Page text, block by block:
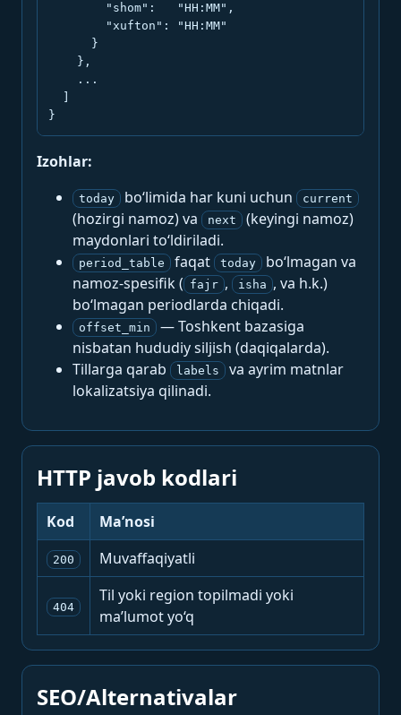
        "shom":   "HH:MM",
        "xufton": "HH:MM"
      }
    },
    ...
}
Izohlar:
today bo‘limida har kuni uchun current
(hozirgi namoz) va next
(keyingi namoz)
maydonlari to‘ldiriladi.
period_table faqat today
bo‘lmagan va
namoz-spesifik ( fajr , isha , va h.k.)
bo‘lmagan periodlarda chiqadi.
offset_min
— Toshkent bazasiga
nisbatan hududiy siljish (daqiqalarda).
Tillarga qarab
labels
va ayrim matnlar
lokalizatsiya qilinadi.
HTTP javob kodlari
Kod Ma’nosi
200 Muvaffaqiyatli
404
Til yoki region topilmadi yoki
ma’lumot yo‘q
SEO/Alternativalar